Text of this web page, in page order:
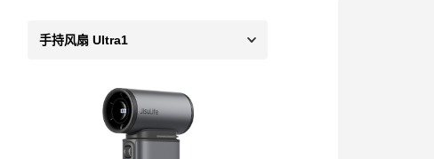
手持风扇 Ultra1